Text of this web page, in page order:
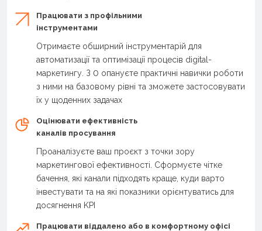
Працювати з профільними
інструментами
Отримаєте обширний інструментарій для
автоматизації та оптимізації процесів digital-
маркетингу. З 0 опануєте практичні навички роботи
з ними на базовому рівні та зможете застосовувати
їх у щоденних задачах
Оцінювати ефективність
каналів просування
Проаналізуєте ваш проєкт з точки зору
маркетингової ефективності. Сформуєте чітке
бачення, які канали підходять краще, куди варто
інвестувати та на які показники орієнтуватись для
досягнення KPI
Працювати віддалено або в комфортному офісі